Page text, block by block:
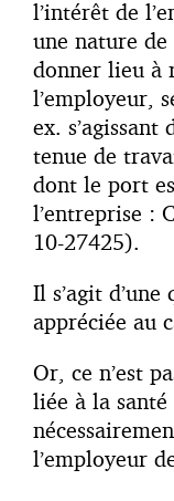
l’intérêt de
une nature
donner lieu à
l’employeur,
ex. s’agissant
tenue de
dont le port
l’entreprise :
10-27425).
Il s’agit
appréciée au
Or, ce n’est
liée à la santé
l’employeur